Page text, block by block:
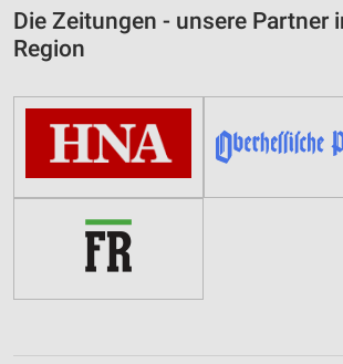
Die Zeitungen - unsere Partner
Region